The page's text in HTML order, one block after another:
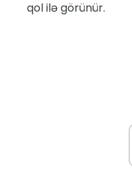
qol ilə görünür.